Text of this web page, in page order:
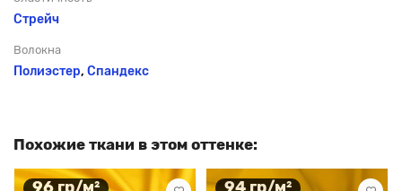
Стрейч
Волокна
Полиэстер, Спандекс
Похожие ткани в этом оттенке: